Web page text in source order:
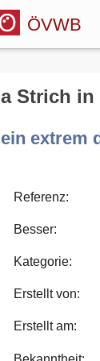
ÖVWB
Wörterbuch
Blog
a Strich in
ein extrem
Referenz:
Besser:
Kategorie:
Erstellt von:
Erstellt am: